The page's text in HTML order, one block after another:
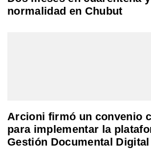
normalidad en Chubut
Arcioni firmó un convenio
para implementar la
Gestión Documental Digital